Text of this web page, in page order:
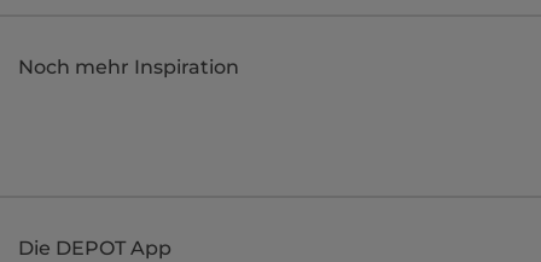
Noch mehr Inspiration
Die DEPOT App